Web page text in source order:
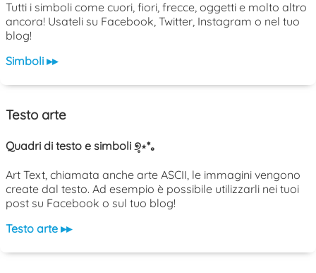
Tutti i simboli come cuori, fiori, frecce, oggetti e molto altro
ancora! Usateli su Facebook, Twitter, Instagram o nel tuo
blog!
Simboli ▸▸
Testo arte
Quadri di testo e simboli ୭̥⋆*｡
Art Text, chiamata anche arte ASCII, le immagini vengono
create dal testo. Ad esempio è possibile utilizzarli nei tuoi
post su Facebook o sul tuo blog!
Testo arte ▸▸